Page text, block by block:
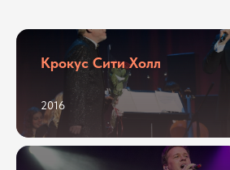
Крокус Сити Холл
2016